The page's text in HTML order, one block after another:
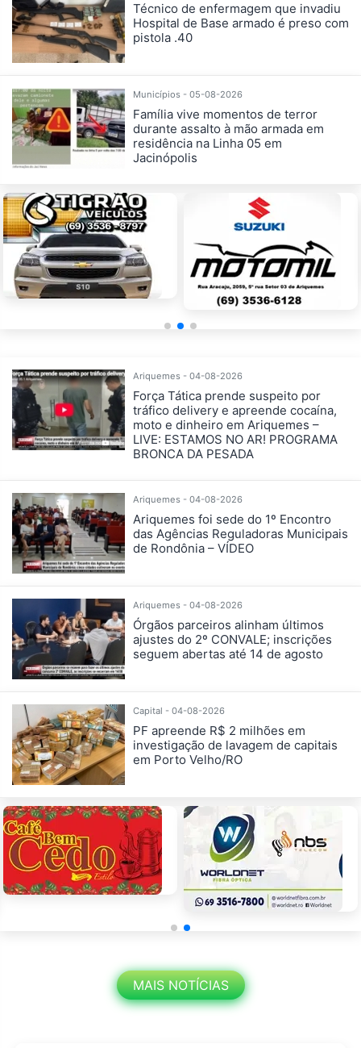
Técnico de enfermagem que invadiu
Hospital de Base armado é preso com
pistola .40
Municípios - 05-08-2026
Família vive momentos de terror
durante assalto à mão armada em
residência na Linha 05 em
Jacinópolis
Ariquemes - 04-08-2026
Força Tática prende suspeito por
tráfico delivery e apreende cocaína,
moto e dinheiro em Ariquemes –
LIVE: ESTAMOS NO AR! PROGRAMA
BRONCA DA PESADA
Ariquemes - 04-08-2026
Ariquemes foi sede do 1º Encontro
das Agências Reguladoras Municipais
de Rondônia – VÍDEO
Ariquemes - 04-08-2026
Órgãos parceiros alinham últimos
ajustes do 2º CONVALE; inscrições
seguem abertas até 14 de agosto
Capital - 04-08-2026
PF apreende R$ 2 milhões em
investigação de lavagem de capitais
em Porto Velho/RO
MAIS NOTÍCIAS